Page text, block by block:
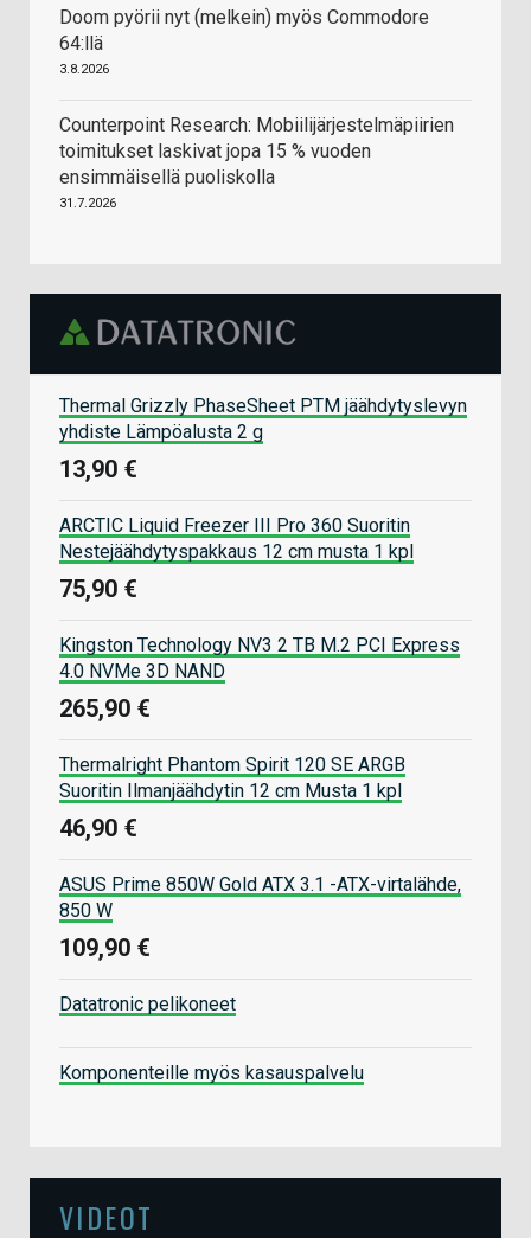
Doom pyörii nyt (melkein) myös Commodore
64:llä
3.8.2026
Counterpoint Research: Mobiilijärjestelmäpiirien
toimitukset laskivat jopa 15 % vuoden
ensimmäisellä puoliskolla
31.7.2026
Thermal Grizzly PhaseSheet PTM jäähdytyslevyn
yhdiste Lämpöalusta 2 g
13,90 €
ARCTIC Liquid Freezer III Pro 360 Suoritin
Nestejäähdytyspakkaus 12 cm musta 1 kpl
75,90 €
Kingston Technology NV3 2 TB M.2 PCI Express
4.0 NVMe 3D NAND
265,90 €
Thermalright Phantom Spirit 120 SE ARGB
Suoritin Ilmanjäähdytin 12 cm Musta 1 kpl
46,90 €
ASUS Prime 850W Gold ATX 3.1 -ATX-virtalähde,
850 W
109,90 €
Datatronic pelikoneet
Komponenteille myös kasauspalvelu
VIDEOT